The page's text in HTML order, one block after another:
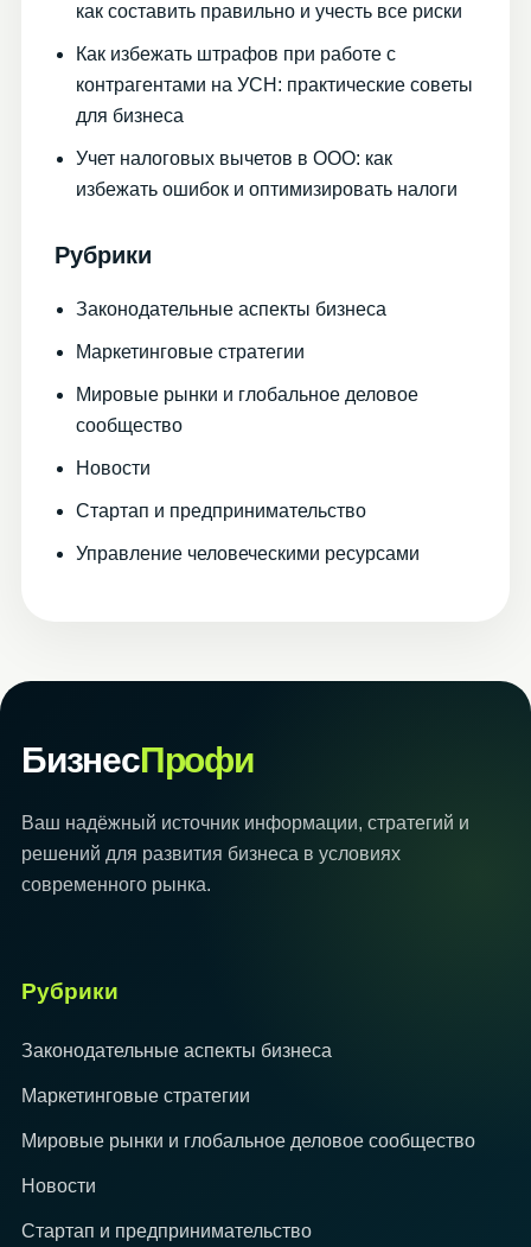
как составить правильно и учесть все риски
Как избежать штрафов при работе с
контрагентами на УСН: практические советы
для бизнеса
Учет налоговых вычетов в ООО: как
избежать ошибок и оптимизировать налоги
Рубрики
Законодательные аспекты бизнеса
Маркетинговые стратегии
Мировые рынки и глобальное деловое
сообщество
Новости
Стартап и предпринимательство
Управление человеческими ресурсами
БизнесПрофи
Ваш надёжный источник информации, стратегий и
решений для развития бизнеса в условиях
современного рынка.
Рубрики
Законодательные аспекты бизнеса
Маркетинговые стратегии
Мировые рынки и глобальное деловое сообщество
Новости
Стартап и предпринимательство